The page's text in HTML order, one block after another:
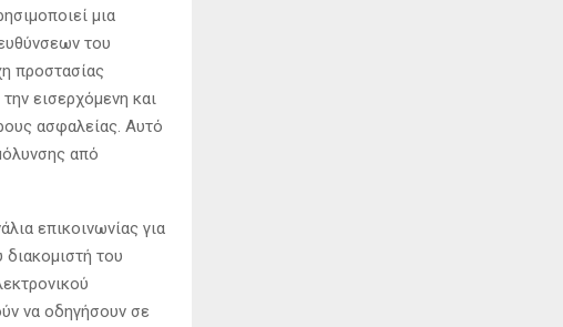
μια
του
προστασίας
εισερχόμενη και
ασφαλείας. Αυτό
από
επικοινωνίας για
του
να οδηγήσουν σε